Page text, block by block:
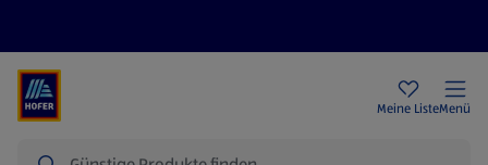
Meine ListeMenü